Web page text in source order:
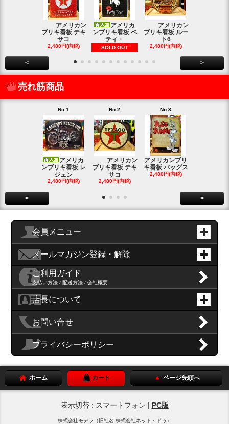
アメリカン
ブリキ看板 テキ
サコ
2,480円(内税)
アメリカ
ンブリキ看板 ベ
ティ・
SOLD OUT
アメリカン
ブリキ看板 ルー
ト6
2,480円(内税)
< >
売れ筋商品
No.1
アメリカ
ンブリキ看板 レ
ジェン
2,480円(内税)
No.2
アメリカン
ブリキ看板 テキ
サコ
2,480円(内税)
No.3
アメリカンブリ
キ看板 バッグス
2,480円(内税)
< >
会員メニュー
メールマガジン登録・解除
ご利用ガイド
支払い方法 / 配送方法 / 会社概要
店長について
お問い合せ
プライバシーポリシー
ホーム カート ページ先頭へ
表示切替 : スマートフォン | PC版
株式会社モデラ（旧社名 株式会社ネット・ドゥ）